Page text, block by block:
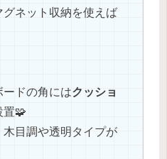
グネット収納を使えば
ードの角にはクッショ
置🧩
木目調や透明タイプが